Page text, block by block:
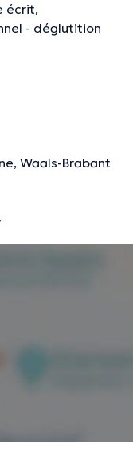
écrit,
- déglutition
team, gebaseerd
Waals-Brabant